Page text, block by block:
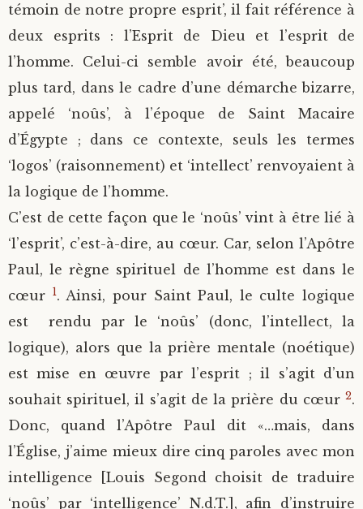
témoin de notre propre esprit’, il fait référence à
deux esprits : l’Esprit de Dieu et l’esprit de
l’homme. Celui-ci semble avoir été, beaucoup
plus tard, dans le cadre d’une démarche bizarre,
appelé ‘noûs’, à l’époque de Saint Macaire
d’Égypte ; dans ce contexte, seuls les termes
‘logos’ (raisonnement) et ‘intellect’ renvoyaient à
la logique de l’homme.
C’est de cette façon que le ‘noûs’ vint à être lié à
‘l’esprit’, c’est-à-dire, au cœur. Car, selon l’Apôtre
Paul, le règne spirituel de l’homme est dans le
cœur 1. Ainsi, pour Saint Paul, le culte logique
est rendu par le ‘noûs’ (donc, l’intellect, la
logique), alors que la prière mentale (noétique)
est mise en œuvre par l’esprit ; il s’agit d’un
souhait spirituel, il s’agit de la prière du cœur 2.
Donc, quand l’Apôtre Paul dit «…mais, dans
l’Église, j’aime mieux dire cinq paroles avec mon
intelligence [Louis Segond choisit de traduire
‘noûs’ par ‘intelligence’ N.d.T.], afin d’instruire